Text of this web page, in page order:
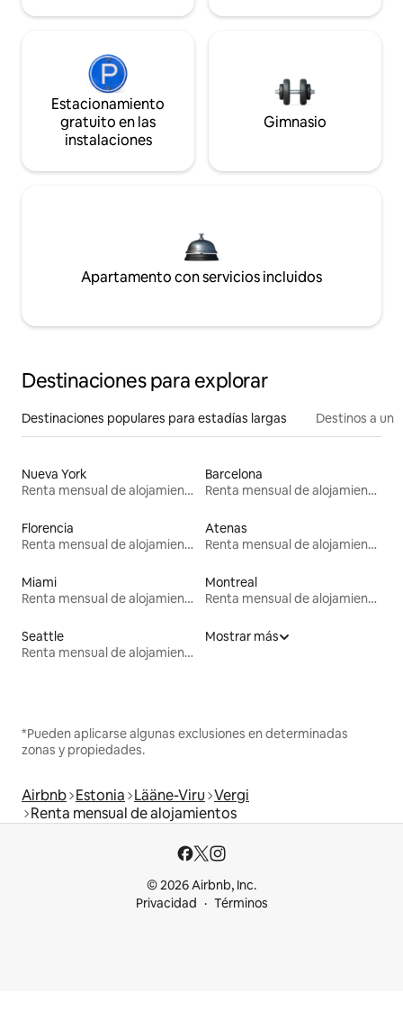
Estacionamiento
gratuito en las
instalaciones
Gimnasio
Apartamento con servicios incluidos
Destinaciones para explorar
Destinaciones populares para estadías largas Destinos a un
Nueva York
Renta mensual de alojamientos
Barcelona
Renta mensual de alojamientos
Florencia
Renta mensual de alojamientos
Atenas
Renta mensual de alojamientos
Miami
Renta mensual de alojamientos
Montreal
Renta mensual de alojamientos
Seattle
Renta mensual de alojamientos
Mostrar más
*Pueden aplicarse algunas exclusiones en determinadas
zonas y propiedades.
Airbnb Estonia Lääne-Viru Vergi
Renta mensual de alojamientos
© 2026 Airbnb, Inc.
Privacidad
Términos